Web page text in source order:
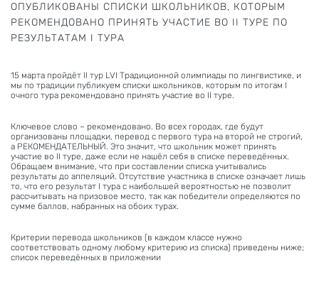
ОПУБЛИКОВАНЫ СПИСКИ ШКОЛЬНИКОВ, КОТОРЫМ
РЕКОМЕНДОВАНО ПРИНЯТЬ УЧАСТИЕ ВО II ТУРЕ ПО
РЕЗУЛЬТАТАМ I ТУРА
15 марта пройдёт II тур LVI Традиционной олимпиады по лингвистике, и
мы по традиции публикуем списки школьников, которым по итогам I
очного тура рекомендовано принять участие во II туре.
Ключевое слово – рекомендовано. Во всех городах, где будут
организованы площадки, перевод с первого тура на второй не строгий,
а РЕКОМЕНДАТЕЛЬНЫЙ. Это значит, что школьник может принять
участие во II туре, даже если не нашёл себя в списке переведённых.
Обращаем внимание, что при составлении списка учитывались
результаты до аппеляций. Отсутствие участника в списке означает лишь
то, что его результат I тура с наибольшей вероятностью не позволит
рассчитывать на призовое место, так как победители определяются по
сумме баллов, набранных на обоих турах.
Критерии перевода школьников (в каждом классе нужно
соответствовать одному любому критерию из списка) приведены ниже;
список переведённых в приложении